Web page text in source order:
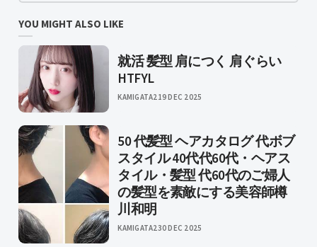
YOU MIGHT ALSO LIKE
就活 髪型 肩につく 肩ぐらい
HTFYL
KAMIGATA219 DEC 2025
50 代髪型 ヘアカタログ 代ボブ
スタイル 40代代60代・ヘアス
タイル・髪型 代60代のご婦人
の髪型を素敵にする美容師樽
川和明
KAMIGATA230 DEC 2025